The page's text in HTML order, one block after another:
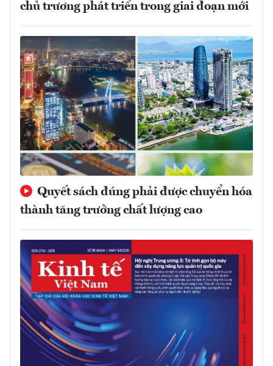
chủ trương phát triển trong giai đoạn mới
Quyết sách đúng phải được chuyển hóa
thành tăng trưởng chất lượng cao